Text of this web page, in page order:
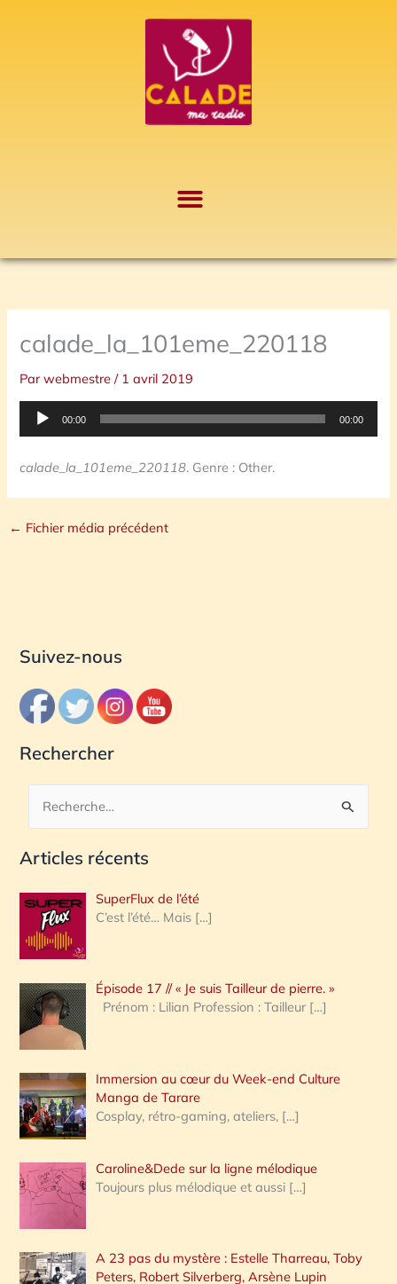
calade_la_101eme_220118
Parwebmestre/ 1 avril 2019
Lecteur
00:00 00:00
calade_la_101eme_220118. Genre : Other.
← Fichier média précédent
Suivez-nous
Rechercher
c
e
r
c
h
e
:
Articles récents
SuperFlux de l’été
C’est l’été… Mais […]
Épisode 17 // « Je suis Tailleur de pierre. »
Prénom : Lilian Profession : Tailleur […]
Immersion au cœur du Week-end Culture
Manga de Tarare
Cosplay, rétro-gaming, ateliers, […]
Caroline&Dede sur la ligne mélodique
Toujours plus mélodique et aussi […]
A 23 pas du mystère : Estelle Tharreau, Toby
Peters, Robert Silverberg, Arsène Lupin